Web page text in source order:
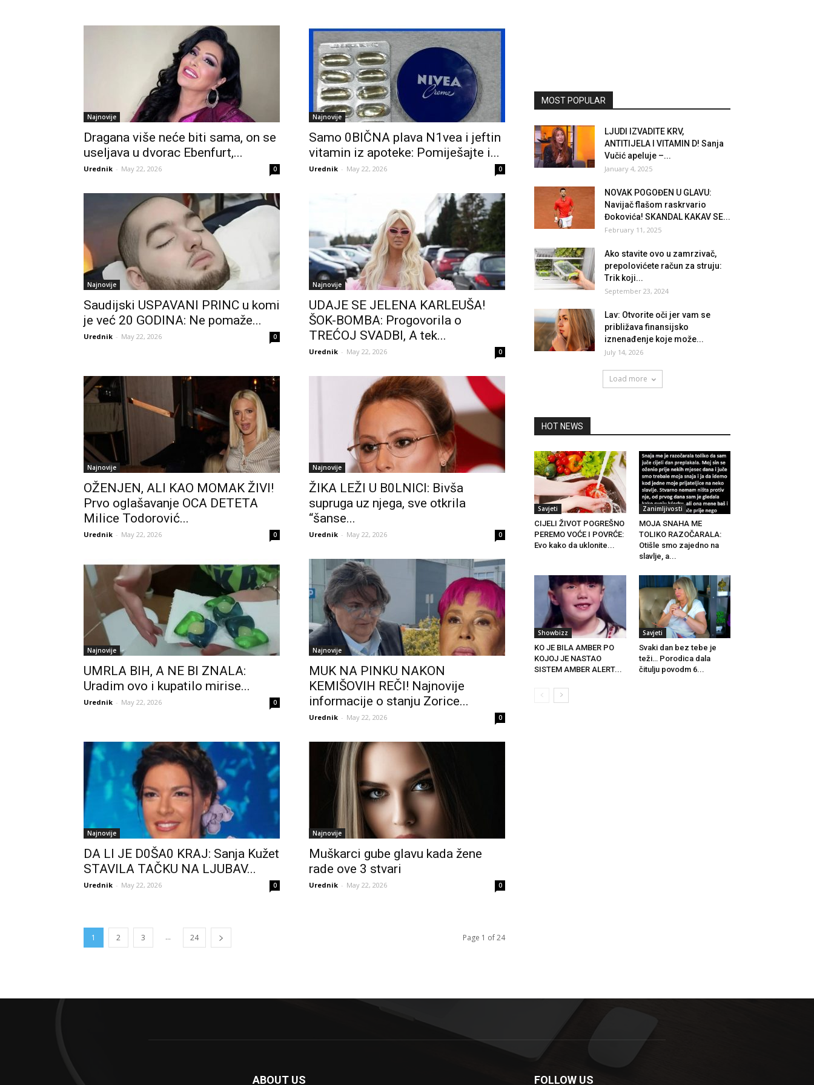
Najnovije
Dragana više neće biti sama, on se
useljava u dvorac Ebenfurt,...
Urednik - May 22, 2026 0
Najnovije
Samo 0BIČNA plava N1vea i jeftin
vitamin iz apoteke: Pomiješajte i...
Urednik - May 22, 2026 0
Najnovije
Saudijski USPAVANI PRINC u komi
je već 20 GODINA: Ne pomaže...
Urednik - May 22, 2026 0
Najnovije
UDAJE SE JELENA KARLEUŠA!
ŠOK-BOMBA: Progovorila o
TREĆOJ SVADBI, A tek...
Urednik - May 22, 2026 0
Najnovije
OŽENJEN, ALI KAO MOMAK ŽIVI!
Prvo oglašavanje OCA DETETA
Milice Todorović...
Urednik - May 22, 2026 0
Najnovije
ŽIKA LEŽI U B0LNICI: Bivša
supruga uz njega, sve otkrila
“šanse...
Urednik - May 22, 2026 0
Najnovije
UMRLA BIH, A NE BI ZNALA:
Uradim ovo i kupatilo mirise...
Urednik - May 22, 2026 0
Najnovije
MUK NA PINKU NAKON
KEMIŠOVIH REČI! Najnovije
informacije o stanju Zorice...
Urednik - May 22, 2026 0
Najnovije
DA Ll JE D0ŠA0 KRAJ: Sanja Kužet
STAVlLA TAČKU NA LJUBAV...
Urednik - May 22, 2026 0
Najnovije
Muškarci gube glavu kada žene
rade ove 3 stvari
Urednik - May 22, 2026 0
1 2 3 ... 24 Page 1 of 24
MOST POPULAR
LJUDI IZVADITE KRV,
ANTITIJELA I VITAMIN D! Sanja
Vučić apeluje –...
January 4, 2025
NOVAK POGOĐEN U GLAVU:
Navijač flašom raskrvario
Đokovića! SKANDAL KAKAV SE...
February 11, 2025
Ako stavite ovo u zamrzivač,
prepolovićete račun za struju:
Trik koji...
September 23, 2024
Lav: Otvorite oči jer vam se
približava finansijsko
iznenađenje koje može...
July 14, 2026
Load more
HOT NEWS
Savjeti
CIJELI ŽIVOT POGREŠNO
PEREMO VOĆE I POVRĆE:
Evo kako da uklonite...
Zanimljivosti
MOJA SNAHA ME
TOLIKO RAZOČARALA:
Otišle smo zajedno na
slavlje, a...
Showbizz
KO JE BILA AMBER PO
KOJOJ JE NASTAO
SISTEM AMBER ALERT...
Savjeti
Svaki dan bez tebe je
teži… Porodica dala
čitulju povodm 6...
ABOUT US FOLLOW US